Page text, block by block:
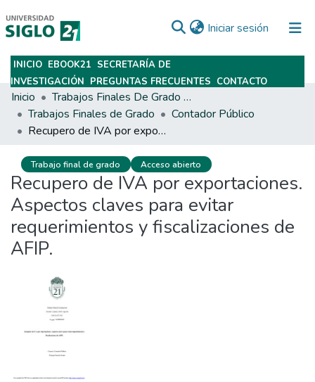
Iniciar sesión (current)
Subir
INICIO EBOOK21 SECRETARÍA DE
INVESTIGACIÓN PREGUNTAS FRECUENTES CONTACTO
Inicio
Trabajos Finales De Grado Y Posgrado
Trabajos Finales de Grado
Contador Público
Recupero de IVA por exportaciones. Aspectos claves para evitar requerimientos y fiscalizaciones de AFIP.
Trabajo final de grado Acceso abierto
Recupero de IVA por exportaciones.
Aspectos claves para evitar
requerimientos y fiscalizaciones de
AFIP.